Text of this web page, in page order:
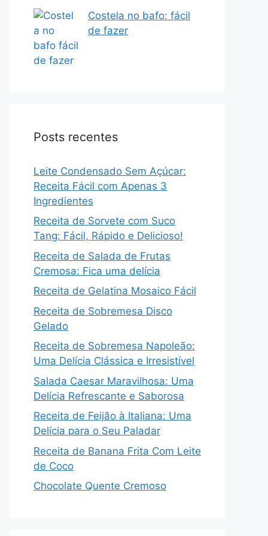
Costela no bafo: fácil
de fazer
Posts recentes
Leite Condensado Sem Açúcar:
Receita Fácil com Apenas 3
Ingredientes
Receita de Sorvete com Suco
Tang: Fácil, Rápido e Delicioso!
Receita de Salada de Frutas
Cremosa: Fica uma delícia
Receita de Gelatina Mosaico Fácil
Receita de Sobremesa Disco
Gelado
Receita de Sobremesa Napoleão:
Uma Delícia Clássica e Irresistível
Salada Caesar Maravilhosa: Uma
Delícia Refrescante e Saborosa
Receita de Feijão à Italiana: Uma
Delícia para o Seu Paladar
Receita de Banana Frita Com Leite
de Coco
Chocolate Quente Cremoso